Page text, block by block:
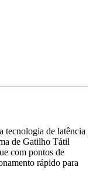
de latência
de Gatilho Tátil
com pontos de
rápido para